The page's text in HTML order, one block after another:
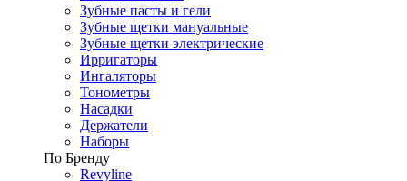
Зубные пасты и гели
Зубные щетки мануальные
Зубные щетки электрические
Ирригаторы
Ингаляторы
Тонометры
Насадки
Держатели
Наборы
По Бренду
Revyline